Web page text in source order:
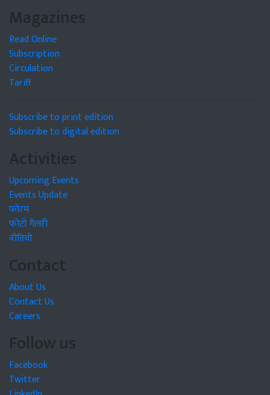
Magazines
Read Online
Subscription
Circulation
Tariff
Subscribe to print edition
Subscribe to digital edition
Activities
Upcoming Events
Events Update
फोरम
फोटो गैलरी
वीडियो
Contact
About Us
Contact Us
Careers
Follow us
Facebook
Twitter